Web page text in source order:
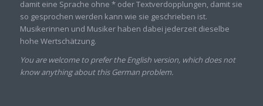
damit eine Sprache ohne * oder Textverdopplungen, damit sie
so gesprochen werden kann wie sie geschrieben ist.
Musikerinnen und Musiker haben dabei jederzeit dieselbe
hohe Wertschätzung.
You are welcome to prefer the English version, which does not
know anything about this German problem.